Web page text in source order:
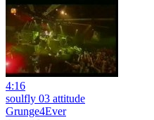
4:16
soulfly 03 attitude
Grunge4Ever